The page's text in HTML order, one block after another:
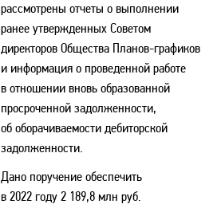
рассмотрены отчеты о выполнении
ранее утвержденных Советом
директоров Общества Планов-графиков
и информация о проведенной работе
в отношении вновь образованной
просроченной задолженности,
об оборачиваемости дебиторской
задолженности.
Дано поручение обеспечить
в 2022 году 2 189,8 млн руб.